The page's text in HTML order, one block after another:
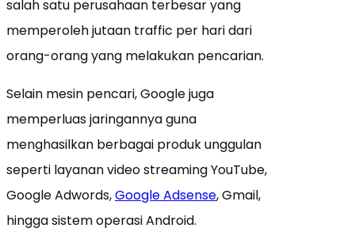
salah satu perusahaan terbesar yang
memperoleh jutaan traffic per hari dari
orang-orang yang melakukan pencarian.
Selain mesin pencari, Google juga
memperluas jaringannya guna
menghasilkan berbagai produk unggulan
seperti layanan video streaming YouTube,
Google Adwords,Google Adsense, Gmail,
hingga sistem operasi Android.